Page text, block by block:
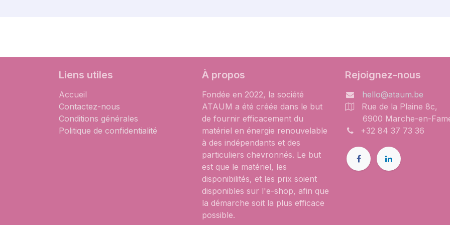
Liens utiles
Accueil
Contactez-nous
Conditions générales
Politique de confidentialité
À propos
Fondée en 2022, la société
ATAUM a été créée dans le but
de fournir efficacement du
matériel en énergie renouvelable
à des indépendants et des
particuliers chevronnés. Le but
est que le matériel, les
disponibilités, et les prix soient
disponibles sur l'e-shop, afin que
la démarche soit la plus efficace
possible.
Rejoignez-nous
hello@ataum.be
Rue de la Plaine 8c,
6900 Marche-en-
+32 84 37 73 36